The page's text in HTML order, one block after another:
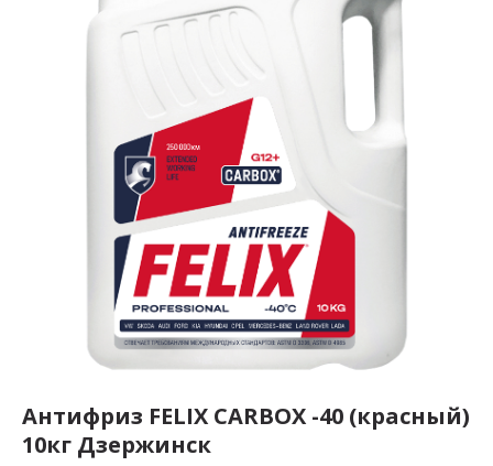
Антифриз FELIX CARBOX -40 (красный)
10кг Дзержинск